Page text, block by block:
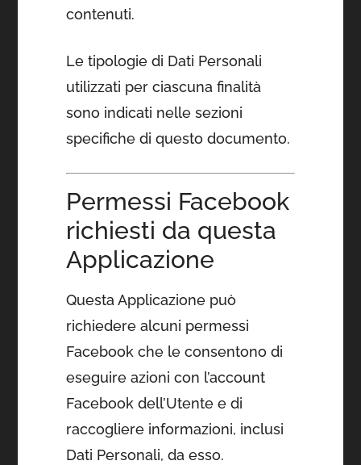
contenuti.
Le tipologie di Dati Personali
utilizzati per ciascuna finalità
sono indicati nelle sezioni
specifiche di questo documento.
Permessi Facebook
richiesti da questa
Applicazione
Questa Applicazione può
richiedere alcuni permessi
Facebook che le consentono di
eseguire azioni con l’account
Facebook dell’Utente e di
raccogliere informazioni, inclusi
Dati Personali, da esso.